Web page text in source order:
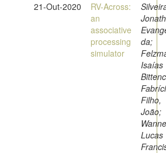
21-Out-2020
RV-Across:
an
associative
processing
simulator
da;
Isaías
Filho,
João;
Lucas